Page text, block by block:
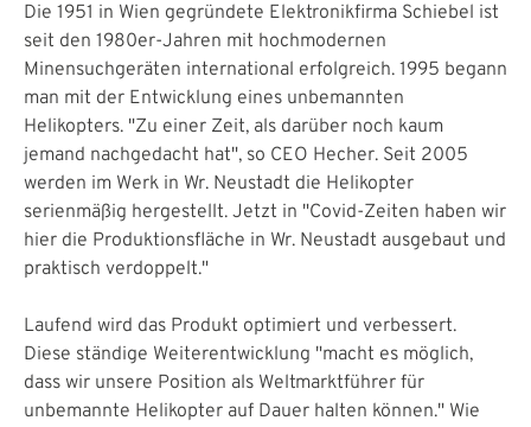
Die 1951 in Wien gegründete Elektronikfirma Schiebel ist
seit den 1980er-Jahren mit hochmodernen
Minensuchgeräten international erfolgreich. 1995 begann
man mit der Entwicklung eines unbemannten
Helikopters. "Zu einer Zeit, als darüber noch kaum
jemand nachgedacht hat", so CEO Hecher. Seit 2005
werden im Werk in Wr. Neustadt die Helikopter
serienmäßig hergestellt. Jetzt in "Covid-Zeiten haben wir
hier die Produktionsfläche in Wr. Neustadt ausgebaut und
praktisch verdoppelt."
Laufend wird das Produkt optimiert und verbessert.
Diese ständige Weiterentwicklung "macht es möglich,
dass wir unsere Position als Weltmarktführer für
unbemannte Helikopter auf Dauer halten können." Wie